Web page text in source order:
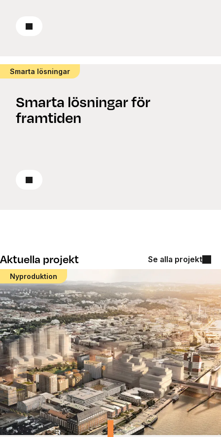
Läs om nyproduktion
Smarta lösningar
Smarta lösningar för
framtiden
Läs om smarta lösningar
Aktuella projekt Se alla projekt
Nyproduktion